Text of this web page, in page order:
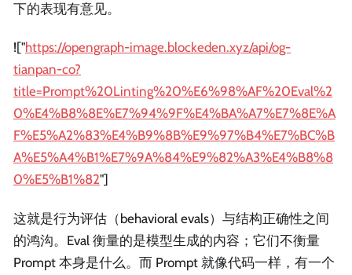
下的表现有意见。
!["https://opengraph-image.blockeden.xyz/api/og-
tianpan-co?
title=Prompt%20Linting%20%E6%98%AF%20Eval%2
0%E4%B8%8E%E7%94%9F%E4%BA%A7%E7%8E%A
F%E5%A2%83%E4%B9%8B%E9%97%B4%E7%BC%B
A%E5%A4%B1%E7%9A%84%E9%82%A3%E4%B8%8
0%E5%B1%82"]
这就是行为评估（behavioral evals）与结构正确性之间
的鸿沟。Eval 衡量的是模型生成的内容；它们不衡量
Prompt 本身是什么。而 Prompt 就像代码一样，有一个